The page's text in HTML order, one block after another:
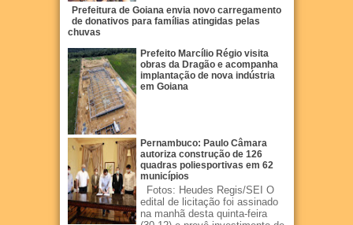
Prefeitura de Goiana envia novo carregamento
de donativos para famílias atingidas pelas
chuvas
Prefeito Marcílio Régio visita
obras da Dragão e acompanha
implantação de nova indústria
em Goiana
Pernambuco: Paulo Câmara
autoriza construção de 126
quadras poliesportivas em 62
municípios
Fotos: Heudes Regis/SEI O
edital de licitação foi assinado
na manhã desta quinta-feira